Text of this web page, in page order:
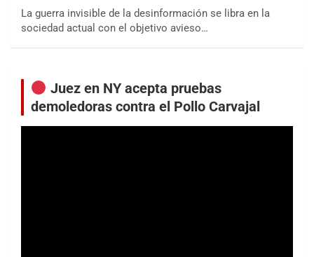
La guerra invisible de la desinformación se libra en la
sociedad actual con el objetivo avieso…
Juez en NY acepta pruebas
demoledoras contra el Pollo Carvajal